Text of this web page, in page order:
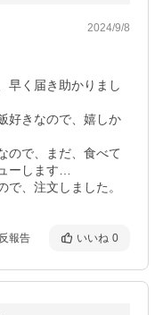
2024/9/8
早く届き助かりまし
好きなので、嬉しか
ので、まだ、食べて
ーします…
報告 いいね 0